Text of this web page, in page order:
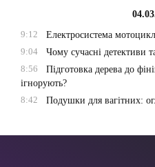
9:12
Електросистема
9:04
Чому сучасні детективи
8:56
Підготовка дерева до
ігнорують?
8:42
Подушки для вагітних: